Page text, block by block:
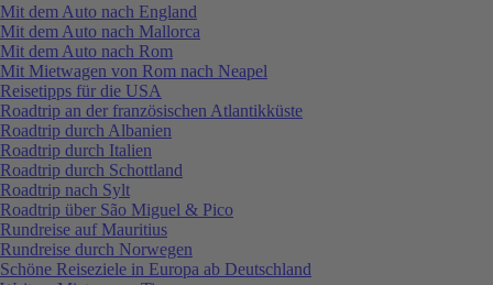
Mit dem Auto nach England
Mit dem Auto nach Mallorca
Mit dem Auto nach Rom
Mit Mietwagen von Rom nach Neapel
Reisetipps für die USA
Roadtrip an der französischen Atlantikküste
Roadtrip durch Albanien
Roadtrip durch Italien
Roadtrip durch Schottland
Roadtrip nach Sylt
Roadtrip über São Miguel & Pico
Rundreise auf Mauritius
Rundreise durch Norwegen
Schöne Reiseziele in Europa ab Deutschland